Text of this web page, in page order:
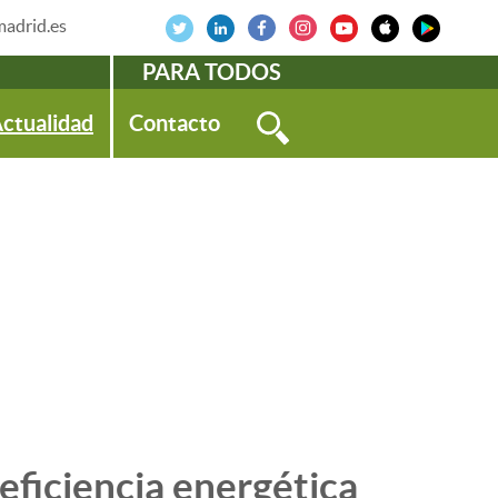
PARA TODOS
Contacto
energética